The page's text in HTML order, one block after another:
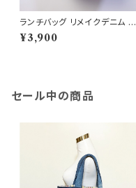
ランチバッグ リメイクデニム デ
ニムバッグ
¥3,900
セール中の商品